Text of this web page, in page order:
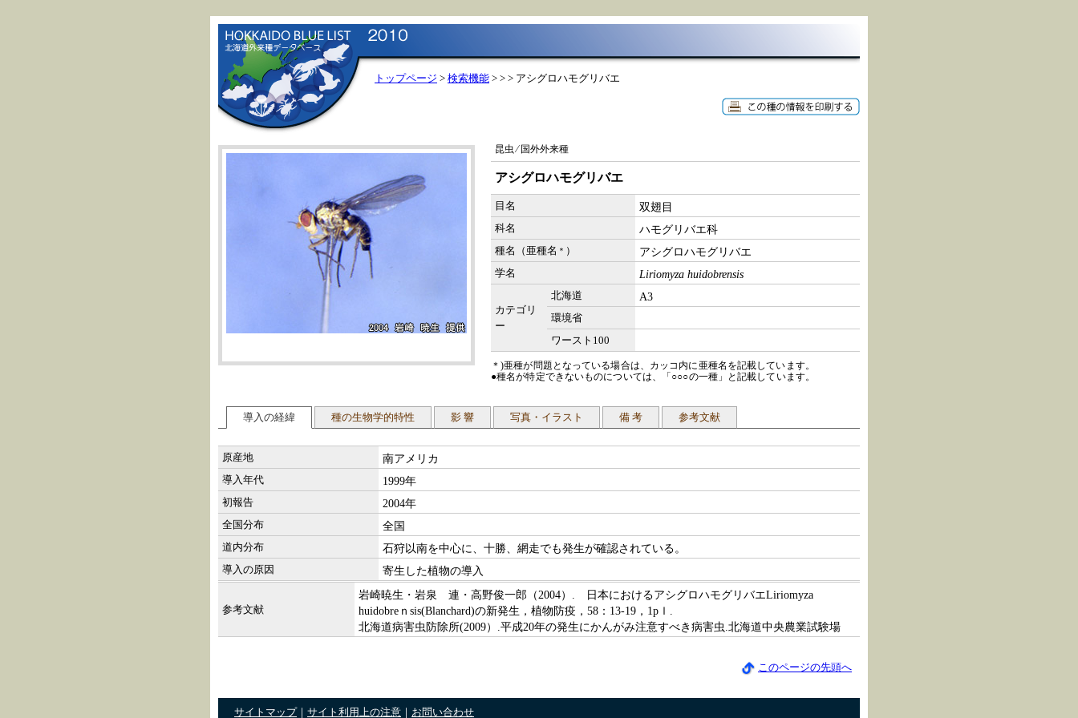
トップページ > 検索機能 > > > アシグロハモグリバエ
昆虫 ⁄ 国外外来種
アシグロハモグリバエ
目名 双翅目
科名 ハモグリバエ科
種名（亜種名 ＊ ） アシグロハモグリバエ
学名 Liriomyza huidobrensis
カテゴリ
ー
北海道 A3
環境省
ワースト100
＊)亜種が問題となっている場合は、カッコ内に亜種名を記載しています。
●種名が特定できないものについては、「○○○の一種」と記載しています。
導入の経緯 種の生物学的特性 影 響 写真・イラスト 備 考 参考文献
原産地 南アメリカ
導入年代 1999年
初報告 2004年
全国分布 全国
道内分布 石狩以南を中心に、十勝、網走でも発生が確認されている。
導入の原因 寄生した植物の導入
参考文献
岩崎暁生・岩泉 連・高野俊一郎（2004）. 日本におけるアシグロハモグリバエLiriomyza
huidobreｎsis(Blanchard)の新発生，植物防疫，58：13-19，1pｌ.
北海道病害虫防除所(2009）.平成20年の発生にかんがみ注意すべき病害虫.北海道中央農業試験場
このページの先頭へ
サイトマップ サイト利用上の注意 お問い合わせ